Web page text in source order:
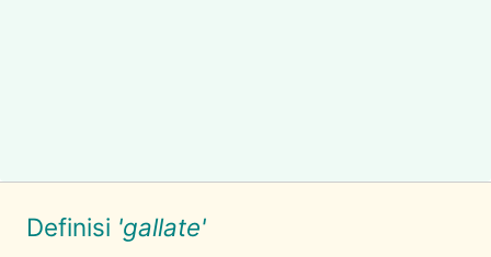
Definisi 'gallate'